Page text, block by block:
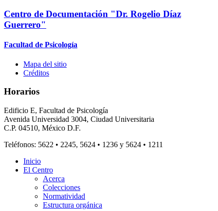
Centro de Documentación "Dr. Rogelio Díaz
Guerrero"
Facultad de Psicología
Mapa del sitio
Créditos
Horarios
Edificio E, Facultad de Psicología
Avenida Universidad 3004, Ciudad Universitaria
C.P. 04510, México D.F.
Teléfonos: 5622 • 2245, 5624 • 1236 y 5624 • 1211
Inicio
El Centro
Acerca
Colecciones
Normatividad
Estructura orgánica